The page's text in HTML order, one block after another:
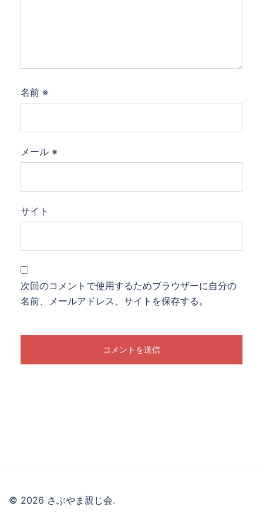
名前 ※
メール ※
サイト
次回のコメントで使用するためブラウザーに自分の
名前、メールアドレス、サイトを保存する。
© 2026 さぶやま親じ会.